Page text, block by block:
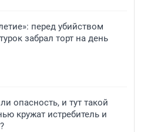
перед убийством
забрал торт на день
опасность, и тут такой
кружат истребитель и